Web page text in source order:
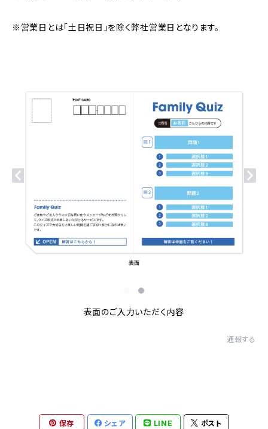
※営業日とは「土日祝日」を除く弊社営業日となります。
表面のご入力いただく内容
通報する
保存 シェア LINE ポスト